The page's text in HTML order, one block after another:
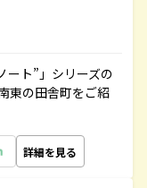
ート”」シリーズの
東の田舎町をご紹
詳細を見る